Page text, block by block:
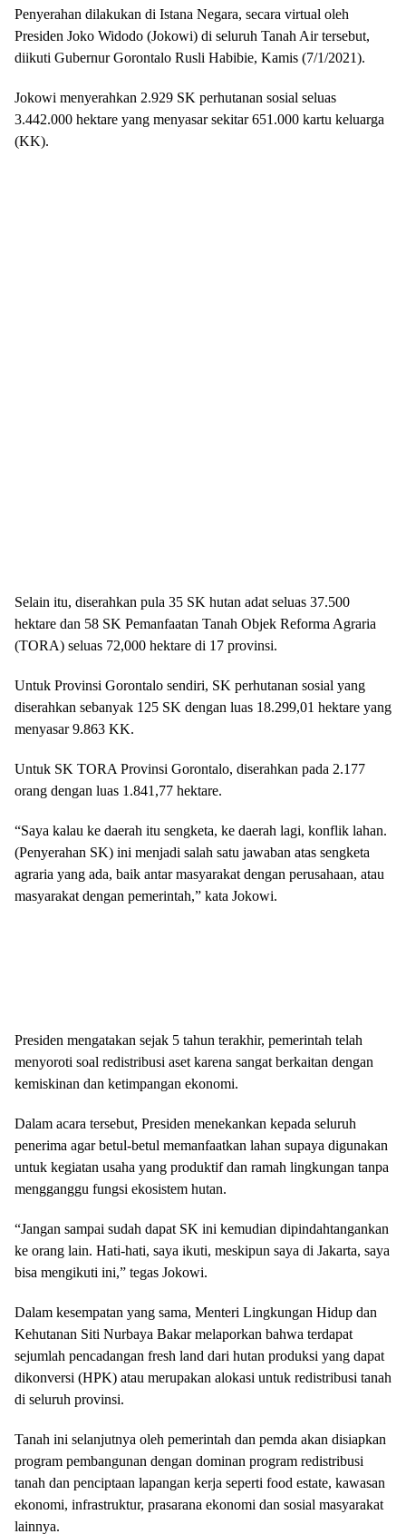
Penyerahan dilakukan di Istana Negara, secara virtual oleh
Presiden Joko Widodo (Jokowi) di seluruh Tanah Air tersebut,
diikuti Gubernur Gorontalo Rusli Habibie, Kamis (7/1/2021).
Jokowi menyerahkan 2.929 SK perhutanan sosial seluas
3.442.000 hektare yang menyasar sekitar 651.000 kartu keluarga
(KK).
Selain itu, diserahkan pula 35 SK hutan adat seluas 37.500
hektare dan 58 SK Pemanfaatan Tanah Objek Reforma Agraria
(TORA) seluas 72,000 hektare di 17 provinsi.
Untuk Provinsi Gorontalo sendiri, SK perhutanan sosial yang
diserahkan sebanyak 125 SK dengan luas 18.299,01 hektare yang
menyasar 9.863 KK.
Untuk SK TORA Provinsi Gorontalo, diserahkan pada 2.177
orang dengan luas 1.841,77 hektare.
“Saya kalau ke daerah itu sengketa, ke daerah lagi, konflik lahan.
(Penyerahan SK) ini menjadi salah satu jawaban atas sengketa
agraria yang ada, baik antar masyarakat dengan perusahaan, atau
masyarakat dengan pemerintah,” kata Jokowi.
Presiden mengatakan sejak 5 tahun terakhir, pemerintah telah
menyoroti soal redistribusi aset karena sangat berkaitan dengan
kemiskinan dan ketimpangan ekonomi.
Dalam acara tersebut, Presiden menekankan kepada seluruh
penerima agar betul-betul memanfaatkan lahan supaya digunakan
untuk kegiatan usaha yang produktif dan ramah lingkungan tanpa
mengganggu fungsi ekosistem hutan.
“Jangan sampai sudah dapat SK ini kemudian dipindahtangankan
ke orang lain. Hati-hati, saya ikuti, meskipun saya di Jakarta, saya
bisa mengikuti ini,” tegas Jokowi.
Dalam kesempatan yang sama, Menteri Lingkungan Hidup dan
Kehutanan Siti Nurbaya Bakar melaporkan bahwa terdapat
sejumlah pencadangan fresh land dari hutan produksi yang dapat
dikonversi (HPK) atau merupakan alokasi untuk redistribusi tanah
di seluruh provinsi.
Tanah ini selanjutnya oleh pemerintah dan pemda akan disiapkan
program pembangunan dengan dominan program redistribusi
tanah dan penciptaan lapangan kerja seperti food estate, kawasan
ekonomi, infrastruktur, prasarana ekonomi dan sosial masyarakat
lainnya.